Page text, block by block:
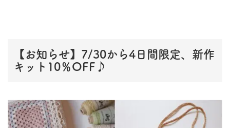
【お知らせ】7/30から4日間限定、新作
キット10％OFF♪